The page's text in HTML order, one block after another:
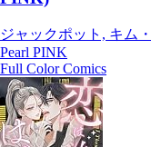
ジャックポット, キム
Pearl PINK
Full Color Comics